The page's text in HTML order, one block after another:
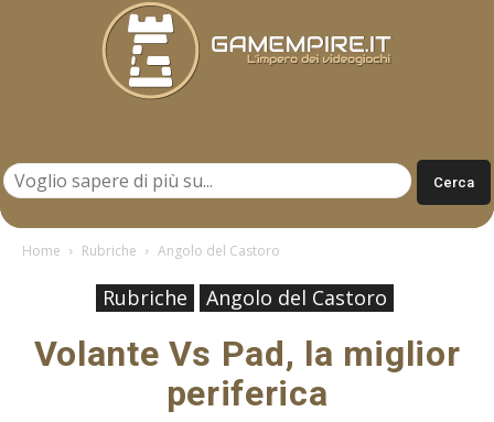
Home Rubriche Angolo del Castoro
Rubriche Angolo del Castoro
Volante Vs Pad, la miglior
periferica